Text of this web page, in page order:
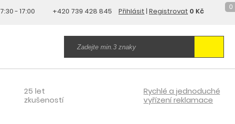
7:30 - 17:00 +420 739 428 845 Přihlásit | Registrovat 0 Kč 0
25 let
zkušeností
Rychlé a jednoduché
vyřízení reklamace